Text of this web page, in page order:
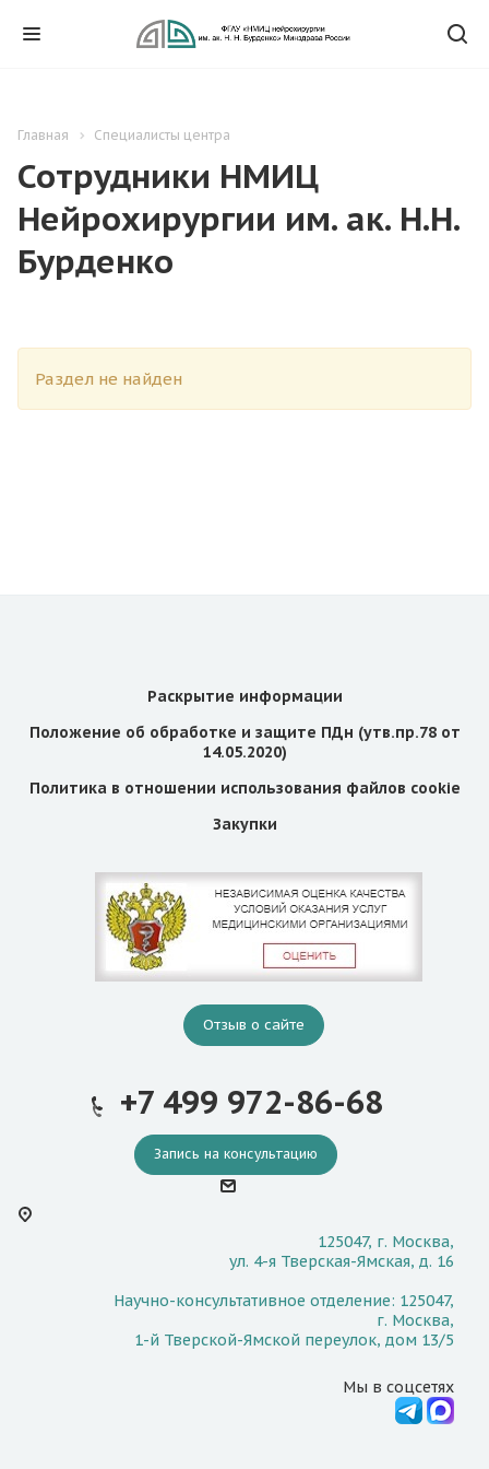
Главная Специалисты центра
Сотрудники НМИЦ
Нейрохирургии им. ак. Н.Н.
Бурденко
Раздел не найден
Раскрытие информации
Положение об обработке и защите ПДн (утв.пр.78 от
14.05.2020)
Политика в отношении использования файлов cookie
Закупки
Отзыв о сайте
+7 499 972-86-68
Запись на консультацию
125047, г. Москва,
ул. 4-я Тверская-Ямская, д. 16
Научно-консультативное отделение: 125047,
г. Москва,
1-й Тверской-Ямской переулок, дом 13/5
Мы в соцсетях